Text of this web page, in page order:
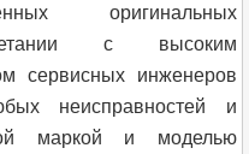
оригинальных
с высоким
сервисных инженеров
неисправностей и
маркой и моделью